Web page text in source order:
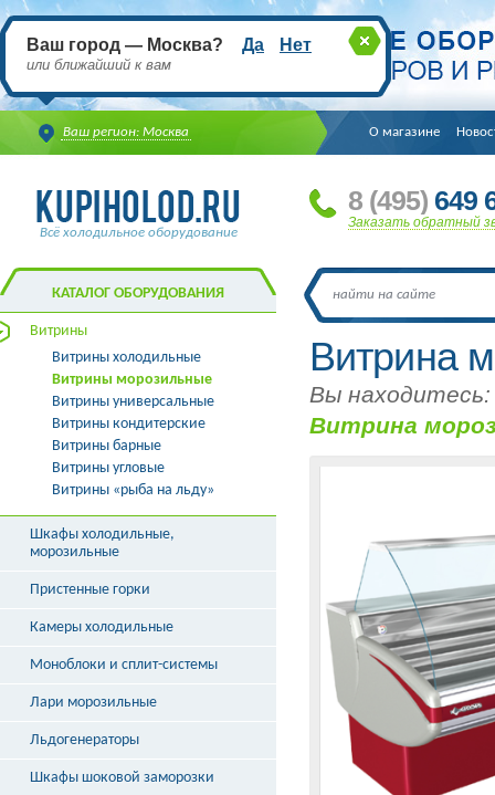
Ваш регион: Москва
Ваш город — Москва? Да Нет
или ближайший к вам
О магазине
Всё холодильное оборудование
8 (495) 649
Заказать обратный
Витрина
Вы находитесь:
Витрина
КАТАЛОГ ОБОРУДОВАНИЯ
Витрины
Витрины холодильные
Витрины морозильные
Витрины универсальные
Витрины кондитерские
Витрины барные
Витрины угловые
Витрины «рыба на льду»
Шкафы холодильные,
морозильные
Пристенные горки
Камеры холодильные
Моноблоки и сплит-системы
Лари морозильные
Льдогенераторы
Шкафы шоковой заморозки